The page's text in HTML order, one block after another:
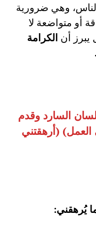
وهي ضرورية
أو متواضعة لا
يبرز أن الكرامة
.
السارد وقدم
العمل) (أرهقتني
يُرهقني: